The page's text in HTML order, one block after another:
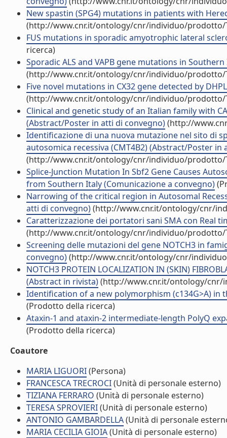
New spastin (SPG4) mutations in patients with
(http://www.cnr.it/ontology/cnr/individuo/prodotto/
FUS mutations in sporadic amyotrophic lateral
ricerca)
Sporadic ALS and VAPB gene mutations in
(http://www.cnr.it/ontology/cnr/individuo/prodotto/
Five novel mutations in CX32 gene detected by
(http://www.cnr.it/ontology/cnr/individuo/prodotto/
Clinical and genetic study of an Italian family with
(Abstract/Poster in atti di convegno)(http://
Identificazione di una nuova mutazione nel sito di
autosomica recessiva (CMT4B2) (Abstract/Poster in
(http://www.cnr.it/ontology/cnr/individuo/prodotto/
Splice-Junction Mutation In Sbf2 Gene Causes
from Southern Italy (Comunicazione a convegno)
Narrowing of the critical region in Autosomal
atti di convegno)(http://www.cnr.it/ontology/cnr/
Caratterizzazione dei portatori sani SMA con Real
(http://www.cnr.it/ontology/cnr/individuo/prodotto/
Screening delle mutazioni del gene NOTCH3 in
convegno)(http://www.cnr.it/ontology/cnr/
NOTCH3 PROTEIN LOCALIZATION IN (SKIN)
(Abstract in rivista)(http://www.cnr.it/ontology/cnr/
Identification of a new polymorphism (c134G>A)
(Prodotto della ricerca)
Ataxin-1 and ataxin-2 intermediate-length PolyQ
(Prodotto della ricerca)
Coautore
MARIA LIGUORI(Persona)
FRANCESCA TRECROCI(Unità di personale esterno)
TIZIANA FERRARO (Unità di personale esterno)
TERESA SPROVIERI(Unità di personale esterno)
ANTONIO GAMBARDELLA(Unità di personale
MARIA CECILIA GIOIA(Unità di personale esterno)